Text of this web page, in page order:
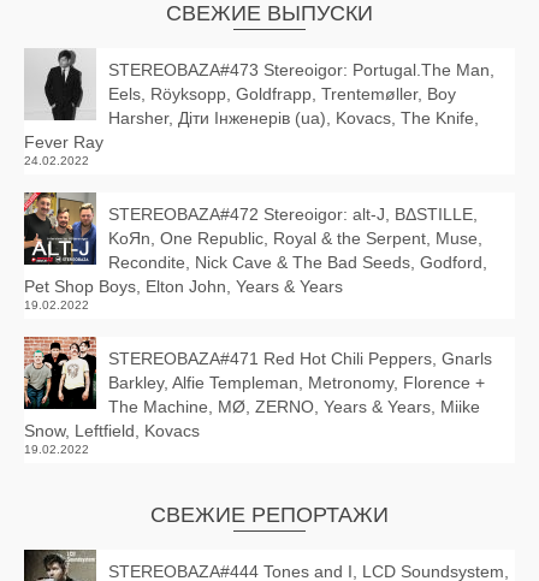
СВЕЖИЕ ВЫПУСКИ
STEREOBAZA#473 Stereoigor: Portugal.The Man,
Eels, Röyksopp, Goldfrapp, Trentemøller, Boy
Harsher, Діти Інженерів (ua), Kovacs, The Knife,
Fever Ray
24.02.2022
STEREOBAZA#472 Stereoigor: alt‑J, BΔSTILLE,
KoЯn, One Republic, Royal & the Serpent, Muse,
Recondite, Nick Cave & The Bad Seeds, Godford,
Pet Shop Boys, Elton John, Years & Years
19.02.2022
STEREOBAZA#471 Red Hot Chili Peppers, Gnarls
Barkley, Alfie Templeman, Metronomy, Florence +
The Machine, MØ, ZERNO, Years & Years, Miike
Snow, Leftfield, Kovacs
19.02.2022
СВЕЖИЕ РЕПОРТАЖИ
STEREOBAZA#444 Tones and I, LCD Soundsystem,